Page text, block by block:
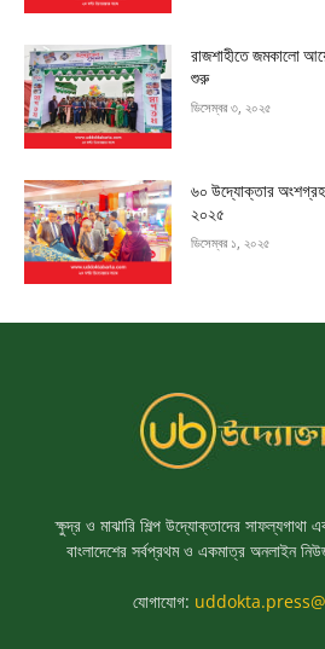
রাজশাহীতে জমকালো
শুরু
ডিসেম্বর ৩, ২০২৫
৬০ উদ্যোক্তার
২০২৫
ডিসেম্বর ১, ২০২৫
ক্ষুদ্র ও মাঝারি শিল্প উদ্যোক্তাদের সাফল্যগাথা
বাংলাদেশের সর্বপ্রথম ও একমাত্র অনলাইন
যোগাযোগ: